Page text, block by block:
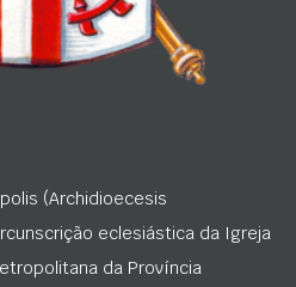
(Archidioecesis
eclesiástica da Igreja
da Província